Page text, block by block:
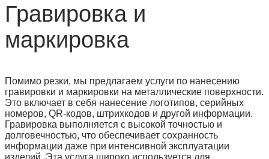
Гравировка и
маркировка
Помимо резки, мы предлагаем услуги по нанесению
гравировки и маркировки на металлические поверхности.
Это включает в себя нанесение логотипов, серийных
номеров, QR-кодов, штрихкодов и другой информации.
Гравировка выполняется с высокой точностью и
долговечностью, что обеспечивает сохранность
информации даже при интенсивной эксплуатации
изделий. Эта услуга широко используется для